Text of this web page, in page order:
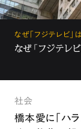
なぜ「フジテレビ」
なぜ「フジテレ
社会
橋本愛に「ハ